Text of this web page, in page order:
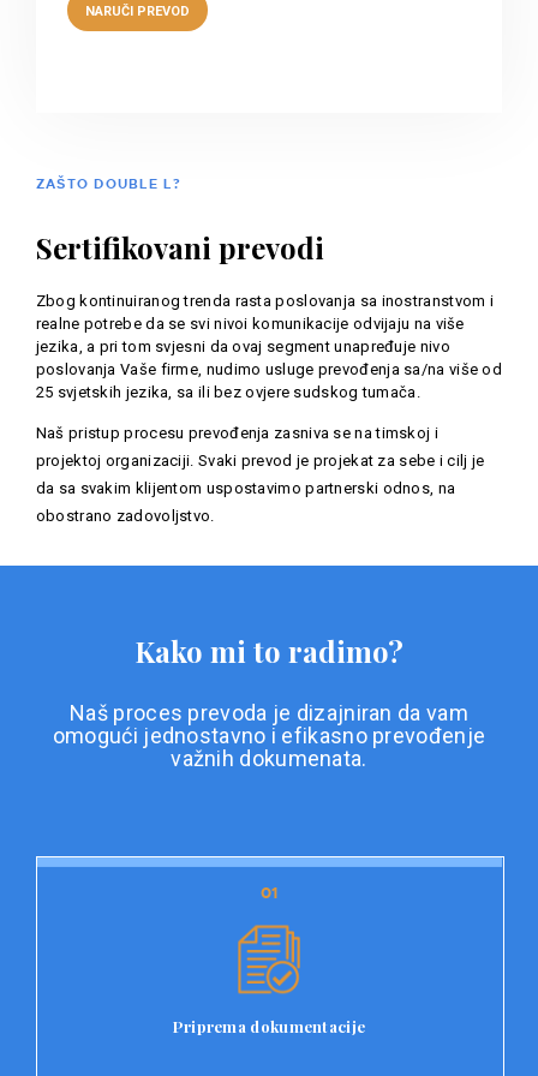
ZAŠTO DOUBLE L?
Sertifikovani prevodi
Zbog kontinuiranog trenda rasta poslovanja sa inostranstvom i
realne potrebe da se svi nivoi komunikacije odvijaju na više
jezika, a pri tom svjesni da ovaj segment unapređuje nivo
poslovanja Vaše firme, nudimo usluge prevođenja sa/na više od
25 svjetskih jezika, sa ili bez ovjere sudskog tumača.
Naš pristup procesu prevođenja zasniva se na timskoj i
projektoj organizaciji. Svaki prevod je projekat za sebe i cilj je
da sa svakim klijentom uspostavimo partnerski odnos, na
obostrano zadovoljstvo.
Kako mi to radimo?
Naš proces prevoda je dizajniran da vam
omogući jednostavno i efikasno prevođenje
važnih dokumenata.
01
Priprema dokumentacije
01
Prvi korak u našem procesu prevoda je priprema
dokumentacije. Korisnici jednostavno učitavaju svoje
dokumenta, kao i specifične zahtjeve za prevod.